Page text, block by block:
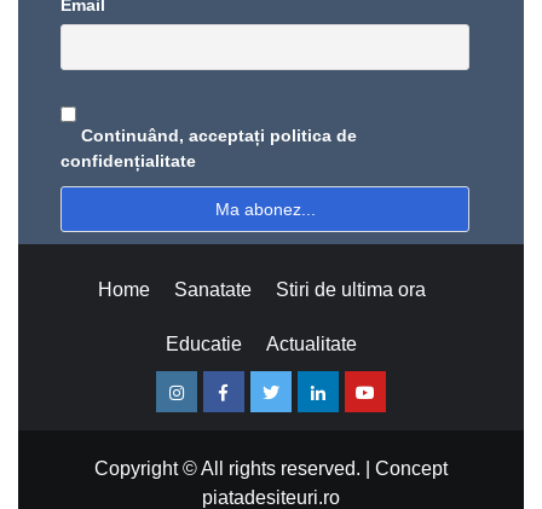
Email
Continuând, acceptați politica de
confidențialitate
Home Sanatate Stiri de ultima ora
Educatie Actualitate
InstagramFacebookTwitterLinkedinYoutube
Copyright © All rights reserved.
Concept
piatadesiteuri.ro